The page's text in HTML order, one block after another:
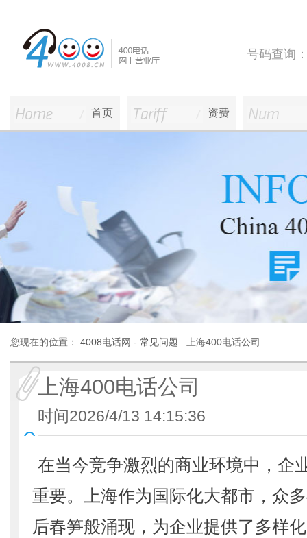
号码查询
首页 资费
您现在的位置： 4008电话网 - 常见问题 : 上海400电话公司
上海400电话公司
时间2026/4/13 14:15:36
在当今竞争激烈的商业环境中，企
重要。上海作为国际化大都市，众
后春笋般涌现，为企业提供了多样